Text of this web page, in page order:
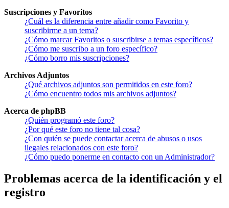
Suscripciones y Favoritos
¿Cuál es la diferencia entre añadir como Favorito y
suscribirme a un tema?
¿Cómo marcar Favoritos o suscribirse a temas específicos?
¿Cómo me suscribo a un foro específico?
¿Cómo borro mis suscripciones?
Archivos Adjuntos
¿Qué archivos adjuntos son permitidos en este foro?
¿Cómo encuentro todos mis archivos adjuntos?
Acerca de phpBB
¿Quién programó este foro?
¿Por qué este foro no tiene tal cosa?
¿Con quién se puede contactar acerca de abusos o usos
ilegales relacionados con este foro?
¿Cómo puedo ponerme en contacto con un Administrador?
Problemas acerca de la identificación y el
registro